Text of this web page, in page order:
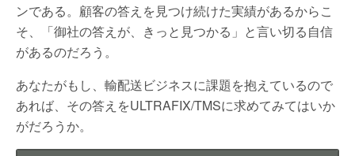
ンである。顧客の答えを見つけ続けた実績があるからこ
そ、「御社の答えが、きっと見つかる」と言い切る自信
があるのだろう。
あなたがもし、輸配送ビジネスに課題を抱えているので
あれば、その答えをULTRAFIX/TMSに求めてみてはいか
がだろうか。